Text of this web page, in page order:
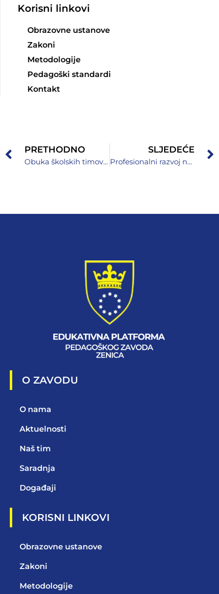
Korisni linkovi
Obrazovne ustanove
Zakoni
Metodologije
Pedagoški standardi
Kontakt
PRETHODNO
Obuka školskih timova za podršku pilotiranju predmetnih kurikuluma
SLJEDEĆE
Profesionalni razvoj nastavnika engleskog jezika
O ZAVODU
O nama
Aktuelnosti
Naš tim
Saradnja
Događaji
KORISNI LINKOVI
Obrazovne ustanove
Zakoni
Metodologije